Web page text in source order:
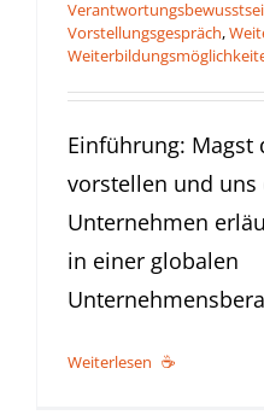
Vorstellungsgespräch,
Einführung: Magst
vorstellen und uns
Unternehmen
in einer globalen
Weiterlesen